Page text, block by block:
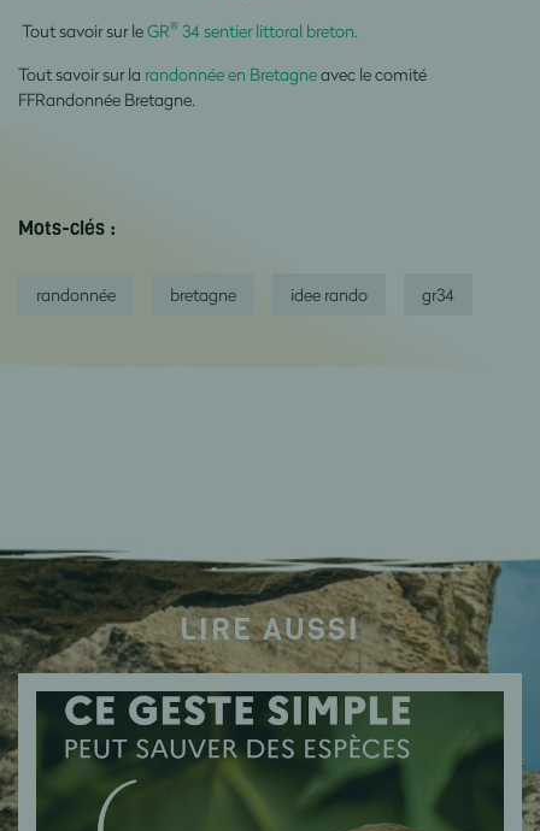
Tout savoir sur leGR® 34 sentier littoral breton.
Tout savoir sur la randonnée en Bretagneavec le comité
FFRandonnée Bretagne.
Mots-clés :
randonnée bretagne idee rando gr34
LIRE AUSSI